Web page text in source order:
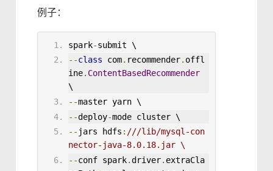
例子：
spark-submit \
--class com. recommender. offl
ine. ContentBasedRecommender
\
--master yarn \
--deploy-mode cluster \
-- jars hdfs : ///lib/mysql-con
nector-java-8.0.18.jar \
--conf spark.driver. extraCla